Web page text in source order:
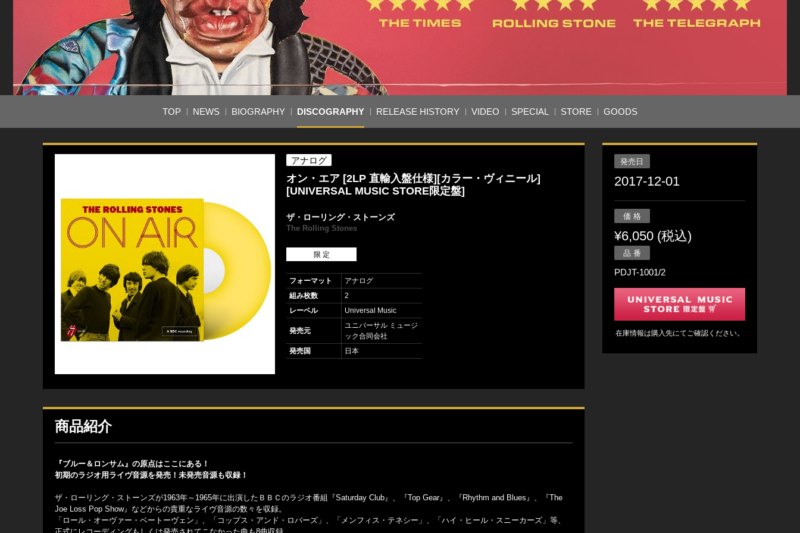
TOP NEWS BIOGRAPHY DISCOGRAPHY RELEASE HISTORY VIDEO SPECIAL STORE GOODS
アナログ
オン・エア [2LP 直輸入盤仕様][カラー・ヴィニール]
[UNIVERSAL MUSIC STORE限定盤]
ザ・ローリング・ストーンズ
The Rolling Stones
限 定
フォーマット
アナログ
組み枚数
2
レーベル
Universal Music
発売元
ユニバーサル ミュージ
ック合同会社
発売国
日本
商品紹介
『ブルー＆ロンサム』の原点はここにある！
初期のラジオ用ライヴ音源を発売！未発売音源も収録！
ザ・ローリング・ストーンズが1963年～1965年に出演したＢＢＣのラジオ番組『Saturday Club』、『Top Gear』、『Rhythm and Blues』、『The
Joe Loss Pop Show』などからの貴重なライヴ音源の数々を収録。
「ロール・オーヴァー・ベートーヴェン」、「コップス・アンド・ロバーズ」、「メンフィス・テネシー」、「ハイ・ヒール・スニーカーズ」等、
発売日
2017-12-01
価 格
¥6,050 (税込)
品 番
PDJT-1001/2
在庫情報は購入先にてご確認ください。